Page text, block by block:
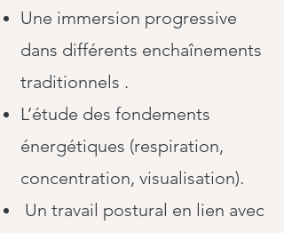
Une immersion progressive
dans différents enchaînements
traditionnels .
L’étude des fondements
énergétiques (respiration,
concentration, visualisation).
Un travail postural en lien avec